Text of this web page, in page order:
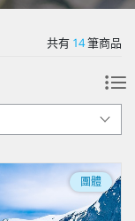
共有 14筆商品
團體